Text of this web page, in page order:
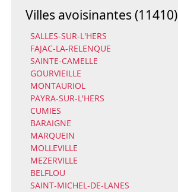
Villes avoisinantes (11410)
SALLES-SUR-L'HERS
FAJAC-LA-RELENQUE
SAINTE-CAMELLE
GOURVIEILLE
MONTAURIOL
PAYRA-SUR-L'HERS
CUMIES
BARAIGNE
MARQUEIN
MOLLEVILLE
MEZERVILLE
BELFLOU
SAINT-MICHEL-DE-LANES